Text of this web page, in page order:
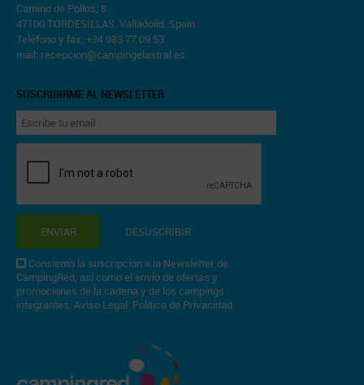
Camino de Pollos, 8
47100 TORDESILLAS. Valladolid. Spain
Teléfono y fax: +34 983 77 09 53
mail: recepcion@campingelastral.es
SUSCRIBIRME AL NEWSLETTER
ENVIAR DESUSCRIBIR
Consiento la suscripción a la Newsletter de
CampingRed, así como el envío de ofertas y
promociones de la cadena y de los campings
integrantes. Aviso Legal. Política de Privacidad